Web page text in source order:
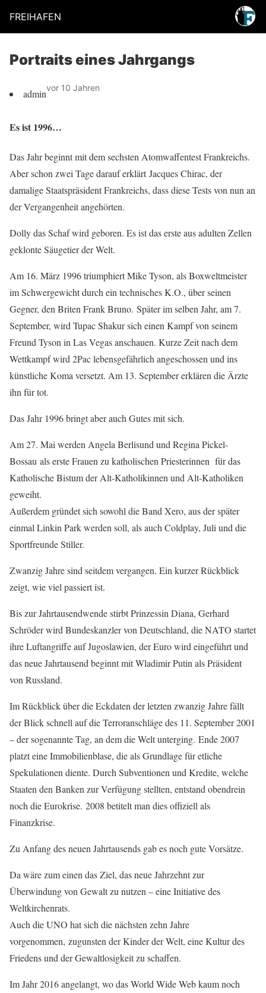
FREIHAFEN
Portraits eines Jahrgangs
adminvor 10 Jahren
Es ist 1996…
Das Jahr beginnt mit dem sechsten Atomwaffentest Frankreichs.
Aber schon zwei Tage darauf erklärt Jacques Chirac, der
damalige Staatspräsident Frankreichs, dass diese Tests von nun an
der Vergangenheit angehörten.
Dolly das Schaf wird geboren. Es ist das erste aus adulten Zellen
geklonte Säugetier der Welt.
Am 16. März 1996 triumphiert Mike Tyson, als Boxweltmeister
im Schwergewicht durch ein technisches K.O., über seinen
Gegner, den Briten Frank Bruno. Später im selben Jahr, am 7.
September, wird Tupac Shakur sich einen Kampf von seinem
Freund Tyson in Las Vegas anschauen. Kurze Zeit nach dem
Wettkampf wird 2Pac lebensgefährlich angeschossen und ins
künstliche Koma versetzt. Am 13. September erklären die Ärzte
ihn für tot.
Das Jahr 1996 bringt aber auch Gutes mit sich.
Am 27. Mai werden Angela Berlisund und Regina Pickel-
Bossau als erste Frauen zu katholischen Priesterinnen für das
Katholische Bistum der Alt-Katholikinnen und Alt-Katholiken
geweiht.
Außerdem gründet sich sowohl die Band Xero, aus der später
einmal Linkin Park werden soll, als auch Coldplay, Juli und die
Sportfreunde Stiller.
Zwanzig Jahre sind seitdem vergangen. Ein kurzer Rückblick
zeigt, wie viel passiert ist.
Bis zur Jahrtausendwende stirbt Prinzessin Diana, Gerhard
Schröder wird Bundeskanzler von Deutschland, die NATO startet
ihre Luftangriffe auf Jugoslawien, der Euro wird eingeführt und
das neue Jahrtausend beginnt mit Wladimir Putin als Präsident
von Russland.
Im Rückblick über die Eckdaten der letzten zwanzig Jahre fällt
der Blick schnell auf die Terroranschläge des 11. September 2001
– der sogenannte Tag, an dem die Welt unterging. Ende 2007
platzt eine Immobilienblase, die als Grundlage für etliche
Spekulationen diente. Durch Subventionen und Kredite, welche
Staaten den Banken zur Verfügung stellten, entstand obendrein
noch die Eurokrise. 2008 betitelt man dies offiziell als
Finanzkrise.
Zu Anfang des neuen Jahrtausends gab es noch gute Vorsätze.
Da wäre zum einen das Ziel, das neue Jahrzehnt zur
Überwindung von Gewalt zu nutzen – eine Initiative des
Weltkirchenrats.
Auch die UNO hat sich die nächsten zehn Jahre
vorgenommen, zugunsten der Kinder der Welt, eine Kultur des
Friedens und der Gewaltlosigkeit zu schaffen.
Im Jahr 2016 angelangt, wo das World Wide Web kaum noch